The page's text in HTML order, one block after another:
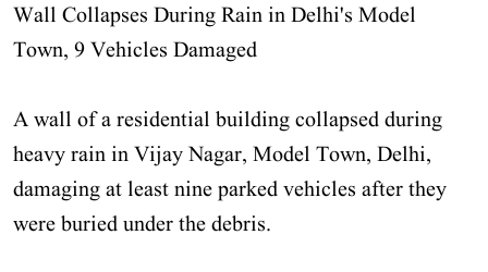
Wall Collapses During Rain in Delhi's Model
Town, 9 Vehicles Damaged
A wall of a residential building collapsed during
heavy rain in Vijay Nagar, Model Town, Delhi,
damaging at least nine parked vehicles after they
were buried under the debris.